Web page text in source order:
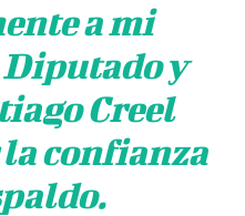
a mi
y
Creel
confianza